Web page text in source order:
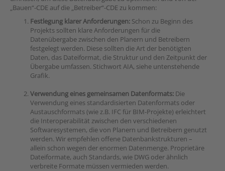
„Bauen“-CDE auf die „Betreiber“-CDE zu kommen:
Festlegung klarer Anforderungen: Schon zu Beginn des
Projekts sollten klare Anforderungen für die
Datenübergabe zwischen den Planern und Betreibern
festgelegt werden. Diese sollten die Art der benötigten
Daten, das Dateiformat, die Struktur und den Zeitpunkt der
Übergabe umfassen. Stichwort AIA, siehe untenstehende
Grafik.
Verwendung eines gemeinsamen Datenformats: Die
Verwendung eines standardisierten Datenformats oder
Austauschformats (wie z.B. IFC für BIM-Projekte) erleichtert
die Interoperabilität zwischen den verschiedenen
Softwaresystemen, die von Planern und Betreibern genutzt
werden. Wir empfehlen offene Datenbankstrukturen –
allein schon wegen der enormen Datenmenge. Proprietäre
Dateiformate, auch Standards, wie DWG oder ähnlich
verbreite Formate müssen vermieden werden.